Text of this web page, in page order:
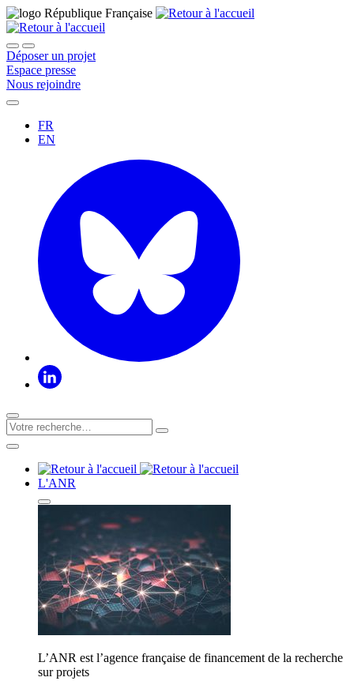
Déposer un projet
Espace presse
Nous rejoindre
FR
EN
L'ANR
L’ANR est l’agence française de financement de la recherche
sur projets